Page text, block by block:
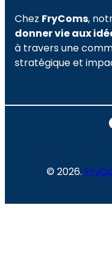
Chez FryComs,
donner vie aux
à travers une
stratégique et
© 2026.